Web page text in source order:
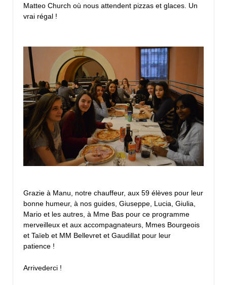
Matteo Church où nous attendent pizzas et glaces. Un
vrai régal !
Grazie à Manu, notre chauffeur, aux 59 élèves pour leur
bonne humeur, à nos guides, Giuseppe, Lucia, Giulia,
Mario et les autres, à Mme Bas pour ce programme
merveilleux et aux accompagnateurs, Mmes Bourgeois
et Taïeb et MM Bellevret et Gaudillat pour leur
patience !
Arrivederci !